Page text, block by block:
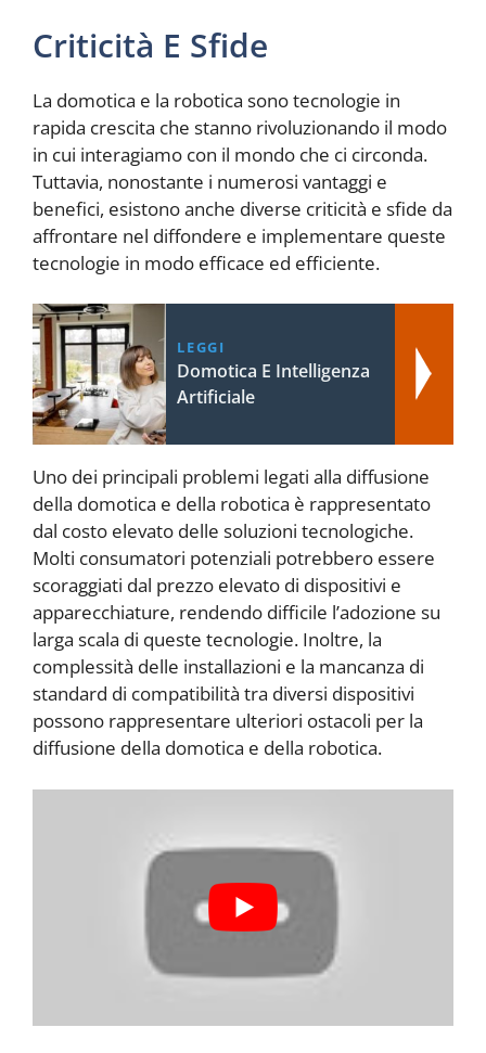
Criticità E Sfide
La domotica e la robotica sono tecnologie in
rapida crescita che stanno rivoluzionando il modo
in cui interagiamo con il mondo che ci circonda.
Tuttavia, nonostante i numerosi vantaggi e
benefici, esistono anche diverse criticità e sfide da
affrontare nel diffondere e implementare queste
tecnologie in modo efficace ed efficiente.
LEGGI
Domotica E Intelligenza
Artificiale
Uno dei principali problemi legati alla diffusione
della domotica e della robotica è rappresentato
dal costo elevato delle soluzioni tecnologiche.
Molti consumatori potenziali potrebbero essere
scoraggiati dal prezzo elevato di dispositivi e
apparecchiature, rendendo difficile l’adozione su
larga scala di queste tecnologie. Inoltre, la
complessità delle installazioni e la mancanza di
standard di compatibilità tra diversi dispositivi
possono rappresentare ulteriori ostacoli per la
diffusione della domotica e della robotica.